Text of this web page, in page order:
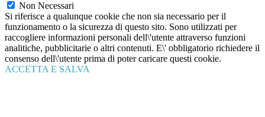
Non Necessari
Si riferisce a qualunque cookie che non sia necessario per il
funzionamento o la sicurezza di questo sito. Sono utilizzati per
raccogliere informazioni personali dell\'utente attraverso funzioni
analitiche, pubblicitarie o altri contenuti. E\' obbligatorio richiedere il
consenso dell\'utente prima di poter caricare questi cookie.
ACCETTA E SALVA